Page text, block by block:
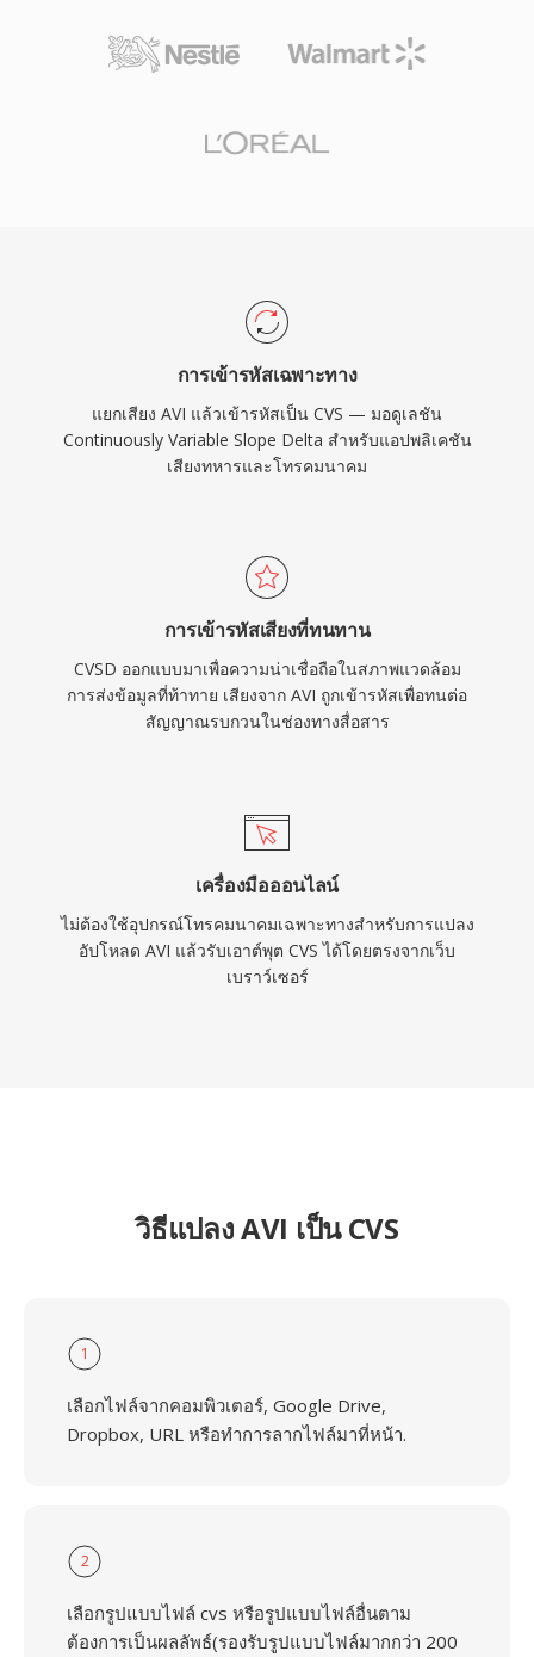
การเข้ารหัสเฉพาะทาง
แยกเสียง AVI แล้วเข้ารหัสเป็น CVS — มอดูเลชัน
Continuously Variable Slope Delta สำหรับแอปพลิเคชัน
เสียงทหารและโทรคมนาคม
การเข้ารหัสเสียงที่ทนทาน
CVSD ออกแบบมาเพื่อความน่าเชื่อถือในสภาพแวดล้อม
การส่งข้อมูลที่ท้าทาย เสียงจาก AVI ถูกเข้ารหัสเพื่อทนต่อ
สัญญาณรบกวนในช่องทางสื่อสาร
เครื่องมือออนไลน์
ไม่ต้องใช้อุปกรณ์โทรคมนาคมเฉพาะทางสำหรับการแปลง
อัปโหลด AVI แล้วรับเอาต์พุต CVS ได้โดยตรงจากเว็บ
เบราว์เซอร์
วิธีแปลง AVI เป็น CVS
1
เลือกไฟล์จากคอมพิวเตอร์, Google Drive,
Dropbox, URL หรือทำการลากไฟล์มาที่หน้า.
2
เลือกรูปแบบไฟล์ cvs หรือรูปแบบไฟล์อื่นตาม
ต้องการเป็นผลลัพธ์(รองรับรูปแบบไฟล์มากกว่า 200